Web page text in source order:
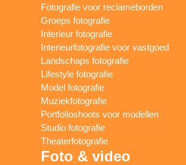
Fotografie voor reclameborden
Groeps fotografie
Interieur fotografie
Interieurfotografie voor vastgoed
Landschaps fotografie
Lifestyle fotografie
Model fotografie
Muziekfotografie
Portfolioshoots voor modellen
Studio fotografie
Theaterfotografie
Foto & video